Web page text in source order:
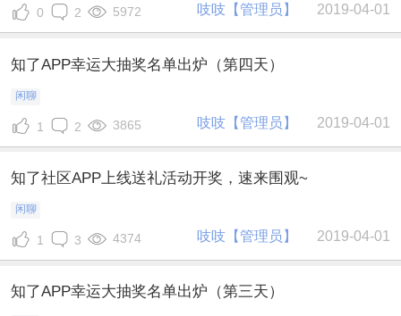
0 2 5972 吱吱【管理员】 2019-04-01
知了APP幸运大抽奖名单出炉（第四天）
闲聊
1 2 3865 吱吱【管理员】 2019-04-01
知了社区APP上线送礼活动开奖，速来围观~
闲聊
1 3 4374 吱吱【管理员】 2019-04-01
知了APP幸运大抽奖名单出炉（第三天）